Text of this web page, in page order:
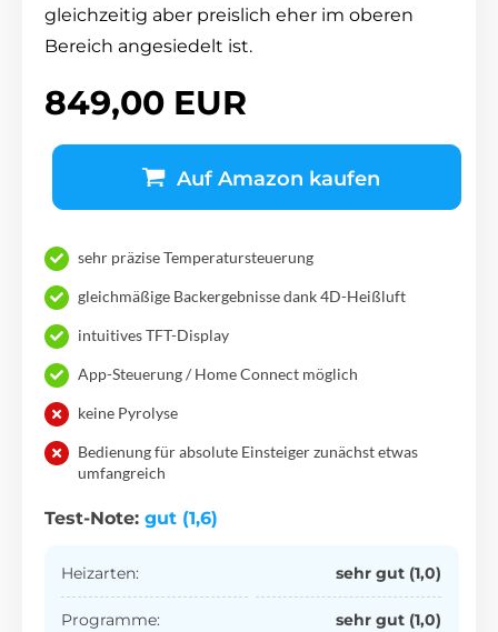
gleichzeitig aber preislich eher im oberen
Bereich angesiedelt ist.
849,00 EUR
Auf Amazon kaufen
sehr präzise Temperatursteuerung
gleichmäßige Backergebnisse dank 4D-Heißluft
intuitives TFT-Display
App-Steuerung / Home Connect möglich
keine Pyrolyse
Bedienung für absolute Einsteiger zunächst etwas
umfangreich
Test-Note: gut (1,6)
Heizarten: sehr gut (1,0)
Programme: sehr gut (1,0)